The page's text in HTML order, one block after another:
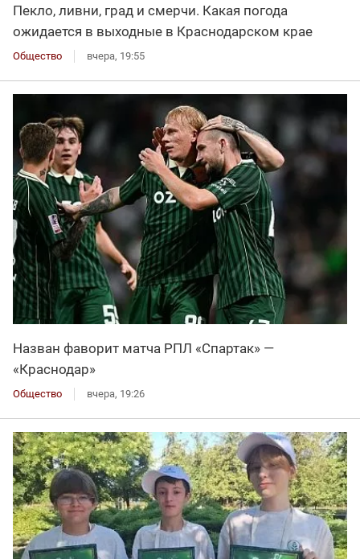
Пекло, ливни, град и смерчи. Какая погода
ожидается в выходные в Краснодарском крае
Общество вчера, 19:55
Назван фаворит матча РПЛ «Спартак» —
«Краснодар»
Общество вчера, 19:26